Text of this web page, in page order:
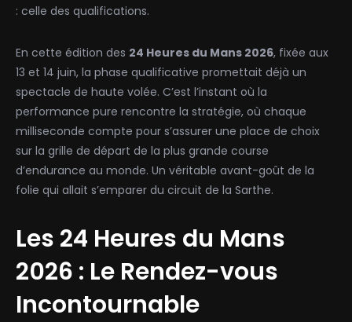
: celle des qualifications.
En cette édition des 24 Heures du Mans 2026, fixée aux
13 et 14 juin, la phase qualificative promettait déjà un
spectacle de haute volée. C’est l’instant où la
performance pure rencontre la stratégie, où chaque
milliseconde compte pour s’assurer une place de choix
sur la grille de départ de la plus grande course
d’endurance au monde. Un véritable avant-goût de la
folie qui allait s’emparer du circuit de la Sarthe.
Les 24 Heures du Mans
2026 : Le Rendez-vous
Incontournable